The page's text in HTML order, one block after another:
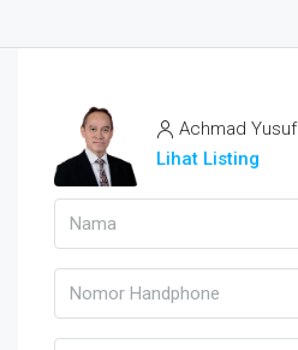
Achmad Yusuf
Lihat Listing